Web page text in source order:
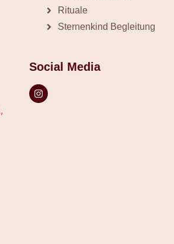
Rituale
Sternenkind Begleitung
Social Media